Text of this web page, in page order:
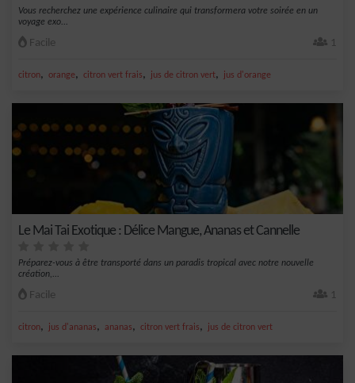
Vous recherchez une expérience culinaire qui transformera votre soirée en un
voyage exo...
Facile 1
citron, orange, citron vert frais, jus de citron vert, jus d'orange
Le Mai Tai Exotique : Délice Mangue, Ananas et Cannelle
Préparez-vous à être transporté dans un paradis tropical avec notre nouvelle
création,...
Facile 1
citron, jus d'ananas, ananas, citron vert frais, jus de citron vert